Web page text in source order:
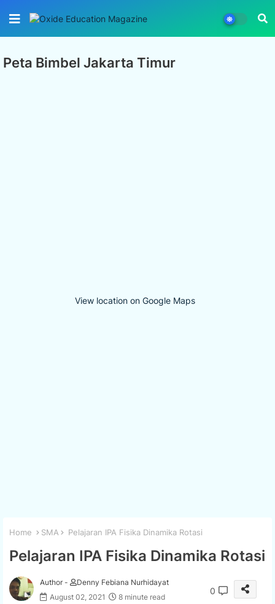
Peta Bimbel Jakarta Timur
View location on Google Maps
Home SMA Pelajaran IPA Fisika Dinamika Rotasi
Pelajaran IPA Fisika Dinamika Rotasi
Author -
Denny Febiana Nurhidayat
August 02, 2021
8 minute read
0